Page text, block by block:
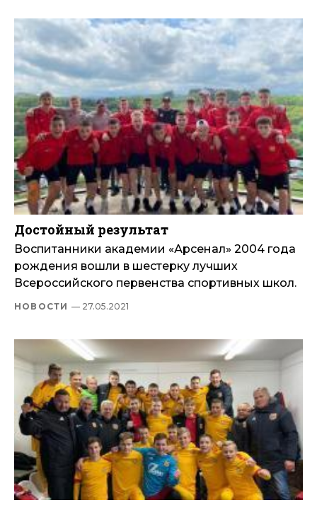
Достойный результат
Воспитанники академии «Арсенал» 2004 года
рождения вошли в шестерку лучших
Всероссийского первенства спортивных школ.
НОВОСТИ — 27.05.2021